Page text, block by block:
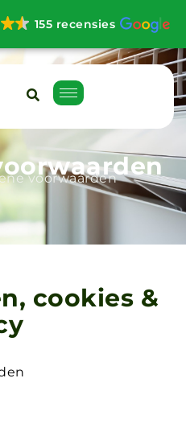
155 recensies
oorwaarden
voorwaarden
n, cookies &
y